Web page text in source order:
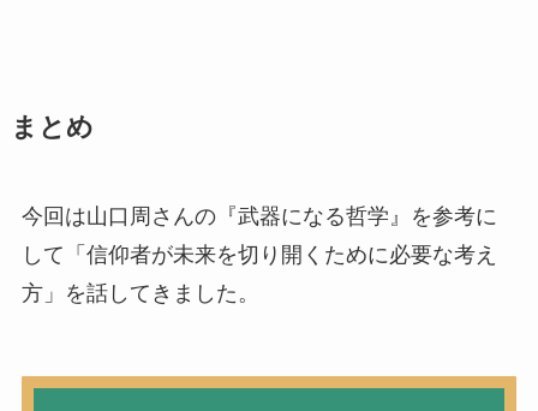
まとめ
今回は山口周さんの『武器になる哲学』を参考に
して「信仰者が未来を切り開くために必要な考え
方」を話してきました。